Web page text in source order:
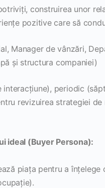
construirea unor
pozitive care să
Manager de vânzări,
și structura companiei)
interacțiune), periodic
revizuirea strategiei
ideal (Buyer Persona):
piața pentru a